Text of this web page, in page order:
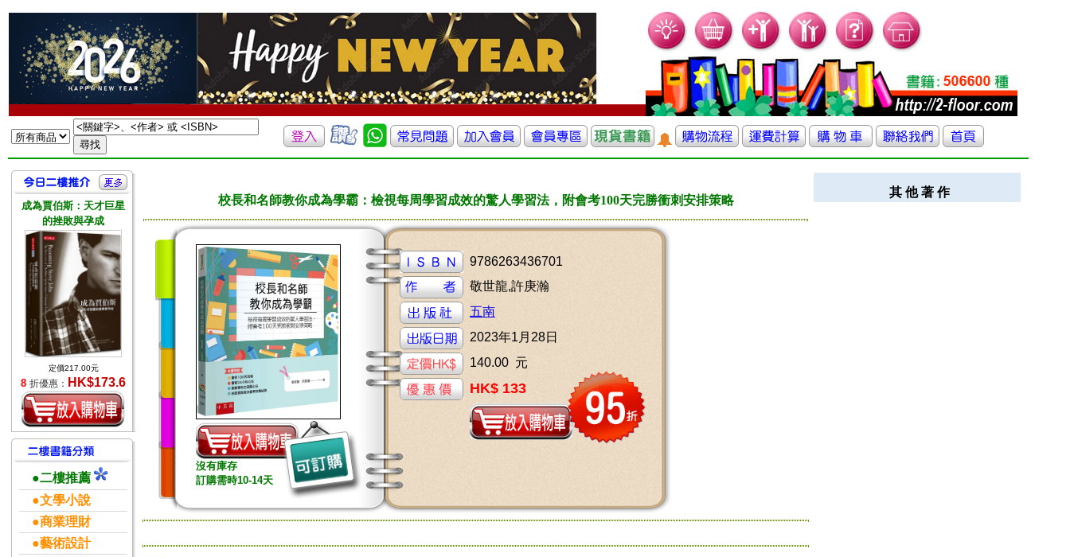
成為賈伯斯：天才巨星
的挫敗與孕成
定價217.00元
8 折優惠： HK$173.6
●二樓推薦
●文學小說
●商業理財
●藝術設計
校長和名師教你成為學霸：檢視每周學習成效的驚人學習法，附會考100天完勝衝刺安排策略
沒有庫存
訂購需時10-14天
9786263436701
敬世龍,許庚瀚
五南
2023年1月28日
140.00 元
HK$ 133
其 他 著 作